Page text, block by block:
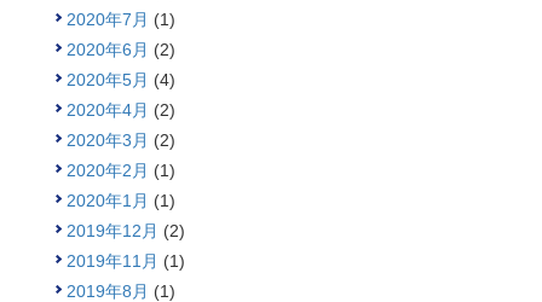
2020年7月 (1)
2020年6月 (2)
2020年5月 (4)
2020年4月 (2)
2020年3月 (2)
2020年2月 (1)
2020年1月 (1)
2019年12月 (2)
2019年11月 (1)
2019年8月 (1)